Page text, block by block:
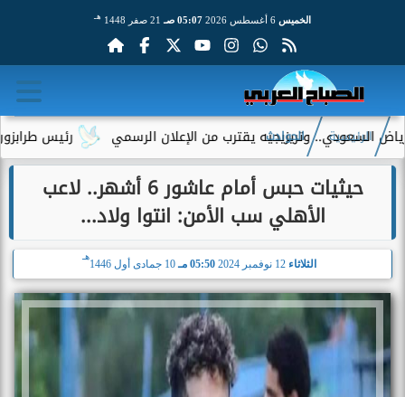
الخميس 05:07 صـ 21 صفر 1448 هـ
رئيس طرابزون سبور يكشف يقترب من الإعلان الرسميالرئيسية الحوادث
حيثيات حبس أمام عاشور 6 أشهر.. لاعب
الأهلي سب الأمن: انتوا ولاد...
الثلاثاء 12 نوفمبر 2024 05:50 مـ 10 جمادى أول 1446
هـ